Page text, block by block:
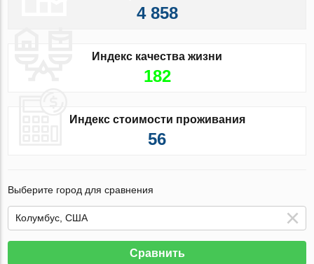
4 858
Индекс качества жизни
182
Индекс стоимости проживания
56
Выберите город для сравнения
Сравнить